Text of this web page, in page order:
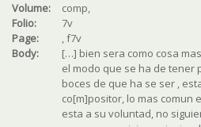
Volume:
comp,
Folio:
7v
Page:
, f7v
Body:
[…] bien sera como cosa
el modo que se ha de tener
boces de que ha se ser ,
co[m]positor, lo mas comun
esta a su voluntad, no